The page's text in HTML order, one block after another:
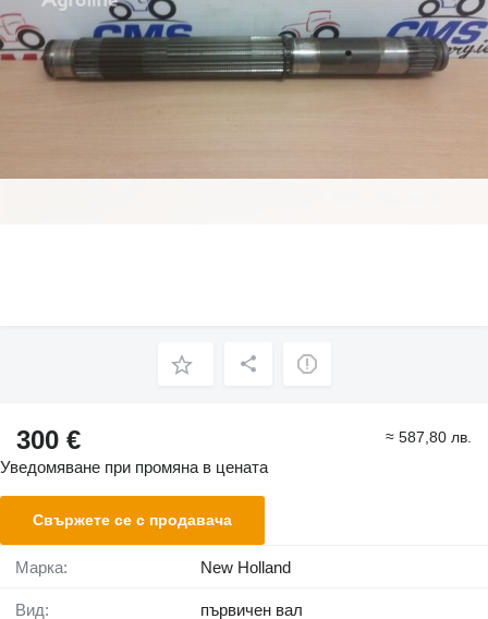
300 € ≈ 587,80 лв.
Уведомяване при промяна в цената
Свържете се с продавача
Марка: New Holland
Вид: първичен вал